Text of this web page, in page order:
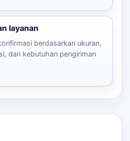
layanan
berdasarkan ukuran,
dan kebutuhan pengiriman